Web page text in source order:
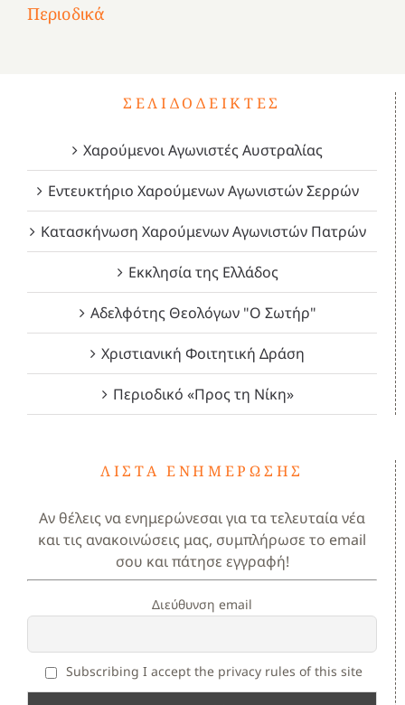
Περιοδικά
1821
2023!
2023!
2023!
ΣΕΛΙΔΟΔΕΊΚΤΕΣ
Χαρούμενοι Αγωνιστές Αυστραλίας
Εντευκτήριο Χαρούμενων Αγωνιστών Σερρών
Κατασκήνωση Χαρούμενων Αγωνιστών Πατρών
Εκκλησία της Ελλάδος
Αδελφότης Θεολόγων "Ο Σωτήρ"
Χριστιανική Φοιτητική Δράση
Περιοδικό «Προς τη Νίκη»
ΛΊΣΤΑ ΕΝΗΜΈΡΩΣΗΣ
Αν θέλεις να ενημερώνεσαι για τα τελευταία νέα
και τις ανακοινώσεις μας, συμπλήρωσε το email
σου και πάτησε εγγραφή!
Διεύθυνση email
Subscribing I accept the privacy rules of this site